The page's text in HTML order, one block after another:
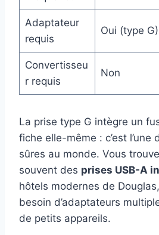
Adaptateur
requis
Oui (type G)
Convertisseu
r requis
Non
La prise type G intègre un
fiche elle-même : c’est l’une
sûres au monde. Vous
souvent des prises USB-A
hôtels modernes de
besoin d’adaptateurs
de petits appareils.